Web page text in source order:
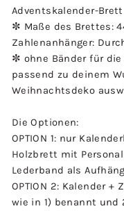
Adventskalender-Brett
✼ Maße des Brettes:
Zahlenanhänger:
✼ ohne Bänder für
passend zu deinem
Weihnachtsdeko
Die Optionen:
OPTION 1: nur
Holzbrett mit
Lederband als
OPTION 2: Kalender
wie in 1) benannt